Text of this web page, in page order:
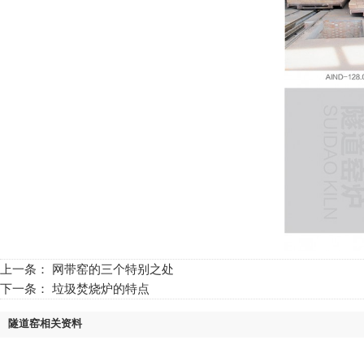
上一条： 网带窑的三个特别之处
下一条： 垃圾焚烧炉的特点
隧道窑相关资料